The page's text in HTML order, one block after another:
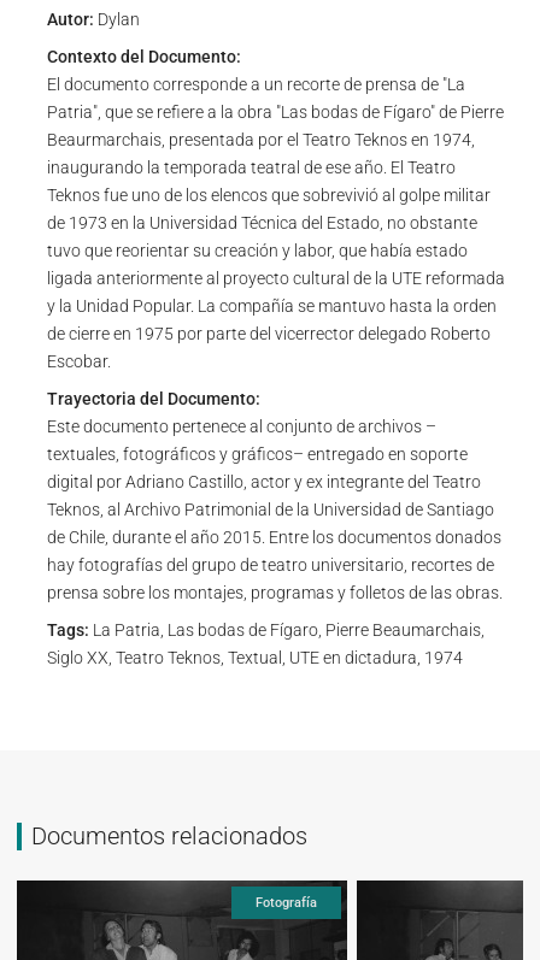
Autor: Dylan
Contexto del Documento:
El documento corresponde a un recorte de prensa de "La
Patria", que se refiere a la obra "Las bodas de Fígaro" de Pierre
Beaurmarchais, presentada por el Teatro Teknos en 1974,
inaugurando la temporada teatral de ese año. El Teatro
Teknos fue uno de los elencos que sobrevivió al golpe militar
de 1973 en la Universidad Técnica del Estado, no obstante
tuvo que reorientar su creación y labor, que había estado
ligada anteriormente al proyecto cultural de la UTE reformada
y la Unidad Popular. La compañía se mantuvo hasta la orden
de cierre en 1975 por parte del vicerrector delegado Roberto
Escobar.
Trayectoria del Documento:
Este documento pertenece al conjunto de archivos –
textuales, fotográficos y gráficos– entregado en soporte
digital por Adriano Castillo, actor y ex integrante del Teatro
Teknos, al Archivo Patrimonial de la Universidad de Santiago
de Chile, durante el año 2015. Entre los documentos donados
hay fotografías del grupo de teatro universitario, recortes de
prensa sobre los montajes, programas y folletos de las obras.
Tags: La Patria, Las bodas de Fígaro, Pierre Beaumarchais,
Siglo XX, Teatro Teknos, Textual, UTE en dictadura, 1974
Documentos relacionados
Fotografía